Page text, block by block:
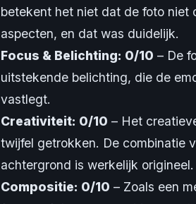
betekent het niet dat de foto niet
aspecten, en dat was duidelijk.
Focus & Belichting: 0/10 – De
uitstekende belichting, die de
vastlegt.
Creativiteit: 0/10 – Het
twijfel getrokken. De combinatie
achtergrond is werkelijk origineel.
Compositie: 0/10 – Zoals een